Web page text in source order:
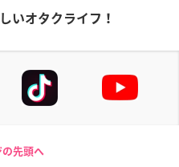
いオタクライフ！
の先頭へ